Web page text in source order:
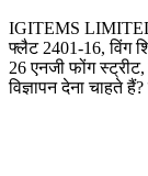
IGITEMS
फ्लैट 2401-16, विंग
26 एनजी फोंग
विज्ञापन देना चाहते